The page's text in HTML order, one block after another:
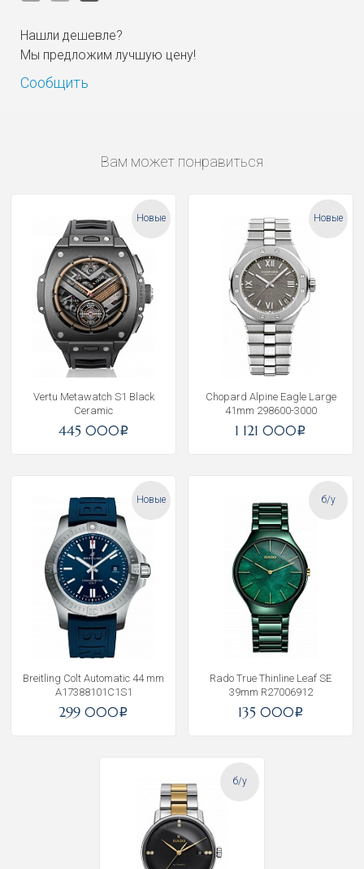
Нашли дешевле?
Мы предложим лучшую цену!
Сообщить
Вам может понравиться
Новые
Vertu Metawatch S1 Black
Ceramic
445 000i
Новые
Chopard Alpine Eagle Large
41mm 298600-3000
1 121 000i
Новые
Breitling Colt Automatic 44 mm
A17388101C1S1
299 000i
б/у
Rado True Thinline Leaf SE
39mm R27006912
135 000i
б/у